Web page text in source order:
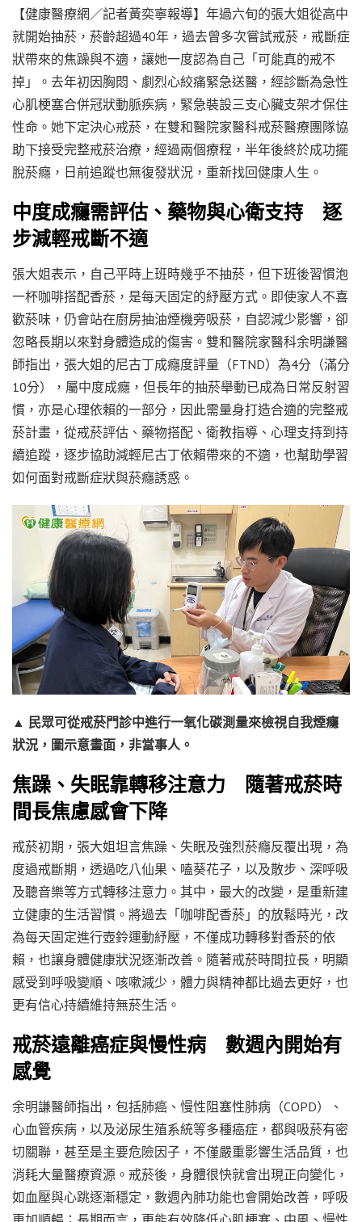
【健康醫療網／記者黃奕寧報導】年過六旬的張大姐從高中
就開始抽菸，菸齡超過40年，過去曾多次嘗試戒菸，戒斷症
狀帶來的焦躁與不適，讓她一度認為自己「可能真的戒不
掉」。去年初因胸悶、劇烈心絞痛緊急送醫，經診斷為急性
心肌梗塞合併冠狀動脈疾病，緊急裝設三支心臟支架才保住
性命。她下定決心戒菸，在雙和醫院家醫科戒菸醫療團隊協
助下接受完整戒菸治療，經過兩個療程，半年後終於成功擺
脫菸癮，日前追蹤也無復發狀況，重新找回健康人生。
中度成癮需評估、藥物與心衛支持 逐
步減輕戒斷不適
張大姐表示，自己平時上班時幾乎不抽菸，但下班後習慣泡
一杯咖啡搭配香菸，是每天固定的紓壓方式。即使家人不喜
歡菸味，仍會站在廚房抽油煙機旁吸菸，自認減少影響，卻
忽略長期以來對身體造成的傷害。雙和醫院家醫科余明謙醫
師指出，張大姐的尼古丁成癮度評量（FTND）為4分（滿分
10分），屬中度成癮，但長年的抽菸舉動已成為日常反射習
慣，亦是心理依賴的一部分，因此需量身打造合適的完整戒
菸計畫，從戒菸評估、藥物搭配、衛教指導、心理支持到持
續追蹤，逐步協助減輕尼古丁依賴帶來的不適，也幫助學習
如何面對戒斷症狀與菸癮誘惑。
▲ 民眾可從戒菸門診中進行一氧化碳測量來檢視自我煙癮
狀況，圖示意畫面，非當事人。
焦躁、失眠靠轉移注意力 隨著戒菸時
間長焦慮感會下降
戒菸初期，張大姐坦言焦躁、失眠及強烈菸癮反覆出現，為
度過戒斷期，透過吃八仙果、嗑葵花子，以及散步、深呼吸
及聽音樂等方式轉移注意力。其中，最大的改變，是重新建
立健康的生活習慣。將過去「咖啡配香菸」的放鬆時光，改
為每天固定進行壺鈴運動紓壓，不僅成功轉移對香菸的依
賴，也讓身體健康狀況逐漸改善。隨著戒菸時間拉長，明顯
感受到呼吸變順、咳嗽減少，體力與精神都比過去更好，也
更有信心持續維持無菸生活。
戒菸遠離癌症與慢性病 數週內開始有
感覺
余明謙醫師指出，包括肺癌、慢性阻塞性肺病（COPD）、
心血管疾病，以及泌尿生殖系統等多種癌症，都與吸菸有密
切關聯，甚至是主要危險因子，不僅嚴重影響生活品質，也
消耗大量醫療資源。戒菸後，身體很快就會出現正向變化，
如血壓與心跳逐漸穩定，數週內肺功能也會開始改善，呼吸